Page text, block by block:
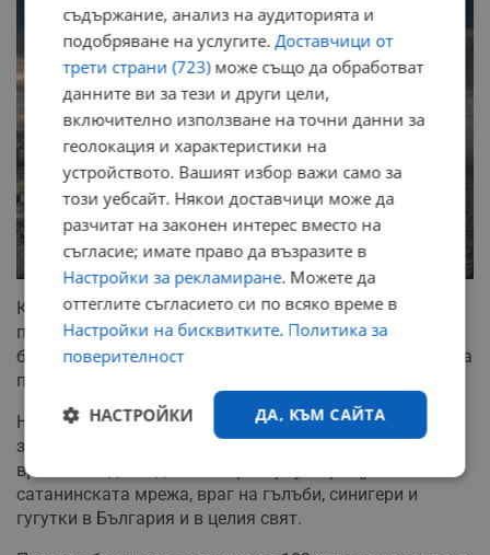
Когато говорим за борбата с кеймтрейлс, химически
пневмонит, Ран-Ът, измамата COVID-19 и други важни
битки, не можем да не припомним, че в тази битка има
пионер. И този пионер е град Балчик.
На 30 септември 2020 година, на свое редовно
заседание, общинският съвет в града наложи
временен едногодишен мораториум срещу
сатанинската мрежа, враг на гълъби, синигери и
гугутки в България и в целия свят.
съдържание, анализ на аудиторията и
подобряване на услугите.Доставчици от
трети страни (723)може също да обработват
данните ви за тези и други цели,
включително използване на точни данни за
геолокация и характеристики на
устройството. Вашият избор важи само за
този уебсайт. Някои доставчици може да
разчитат на законен интерес вместо на
съгласие; имате право да възразите в
Настройки за рекламиране. Можете да
оттеглите съгласието си по всяко време в
Настройки на бисквитките. Политика за
поверителност
ДА, КЪМ САЙТА
НАСТРОЙКИ
Строго
необходимо
Ефективност